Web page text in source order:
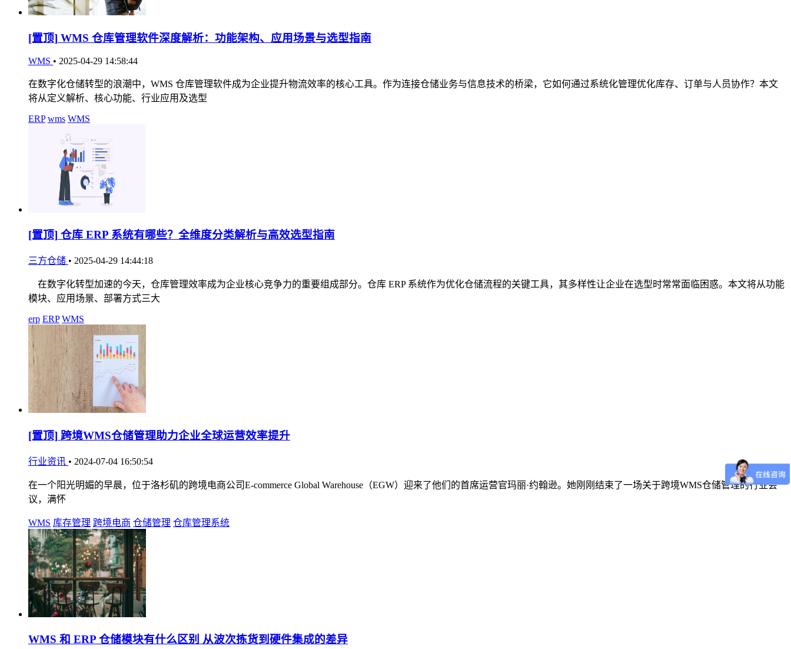
[置顶] WMS 仓库管理软件深度解析：功能架构、应用场景与选型指南
WMS • 2025-04-29 14:58:44
在数字化仓储转型的浪潮中，WMS 仓库管理软件成为企业提升物流效率的核心工具。作为连接仓储业务与信息技术的桥梁，它如何通过系统化管理优化库存、订单与人员协作？本文
将从定义解析、核心功能、行业应用及选型
ERP wms WMS
[置顶] 仓库 ERP 系统有哪些？全维度分类解析与高效选型指南
三方仓储 • 2025-04-29 14:44:18
在数字化转型加速的今天，仓库管理效率成为企业核心竞争力的重要组成部分。仓库 ERP 系统作为优化仓储流程的关键工具，其多样性让企业在选型时常常面临困惑。本文将从功能
模块、应用场景、部署方式三大
erp ERP WMS
[置顶] 跨境WMS仓储管理助力企业全球运营效率提升
行业资讯 • 2024-07-04 16:50:54
在一个阳光明媚的早晨，位于洛杉矶的跨境电商公司E-commerce Global Warehouse（EGW）迎来了他们的首席运营官玛丽·约翰逊。她刚刚结束了一场关于跨境WMS仓储管理的行业会
议，满怀
WMS 库存管理 跨境电商 仓储管理 仓库管理系统
WMS 和 ERP 仓储模块有什么区别 从波次拣货到硬件集成的差异